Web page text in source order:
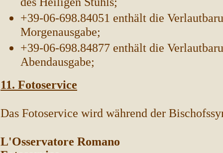
+39-06-698.84051 enthält die
Morgenausgabe;
+39-06-698.84877 enthält die
Abendausgabe;
11. Fotoservice
Das Fotoservice wird während der
L'Osservatore Romano